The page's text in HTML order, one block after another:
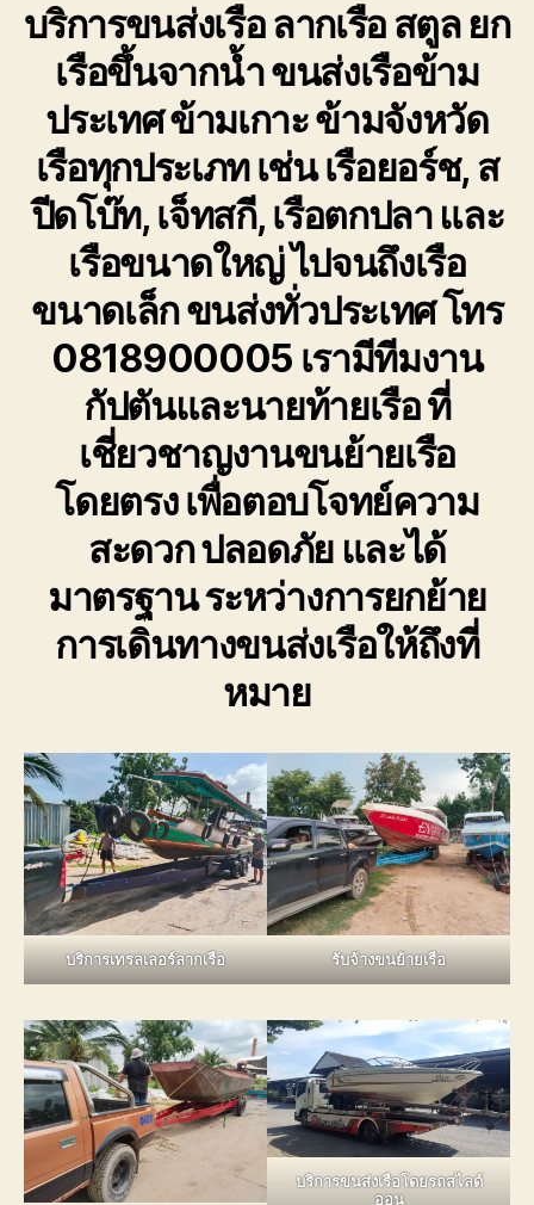
สตูล
ขน
ย้าย
เรือ
ยนต์
ทุก
ชนิด
บริการขนส่งเรือ ลากเรือ สตูลยก
เรือขึ้นจากน้ำ ขนส่งเรือข้าม
ประเทศ ข้ามเกาะ ข้ามจังหวัด
เรือทุกประเภท เช่น เรือยอร์ช, ส
ปีดโบ๊ท, เจ็ทสกี, เรือตกปลา และ
เรือขนาดใหญ่ ไปจนถึงเรือ
ขนาดเล็ก ขนส่งทั่วประเทศ โทร
0818900005 เรามีทีมงาน
กัปตันและนายท้ายเรือ ที่
เชี่ยวชาญงานขนย้ายเรือ
โดยตรง เพื่อตอบโจทย์ความ
สะดวก ปลอดภัย และได้
มาตรฐาน ระหว่างการยกย้าย
การเดินทางขนส่งเรือให้ถึงที่
หมาย
บริการเทรลเลอร์ลากเรือ รับจ้างขนย้ายเรือ
บริการขนส่งเรือโดยรถสไลด์
ออน